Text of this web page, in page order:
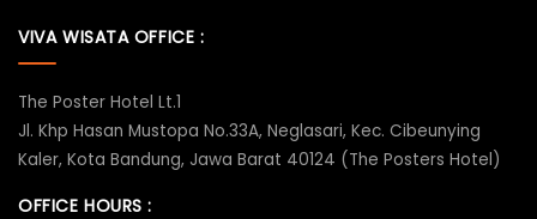
VIVA WISATA OFFICE :
The Poster Hotel Lt.1
Jl. Khp Hasan Mustopa No.33A, Neglasari, Kec. Cibeunying
Kaler, Kota Bandung, Jawa Barat 40124 (The Posters Hotel)
OFFICE HOURS :